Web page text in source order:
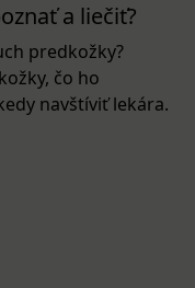
a liečiť?
predkožky?
čo ho
navštíviť lekára.